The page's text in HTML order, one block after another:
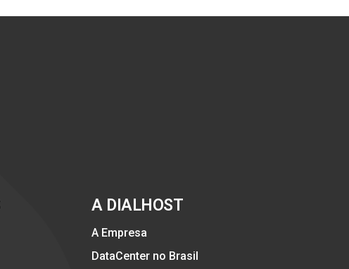
A DIALHOST
A Empresa
DataCenter no Brasil